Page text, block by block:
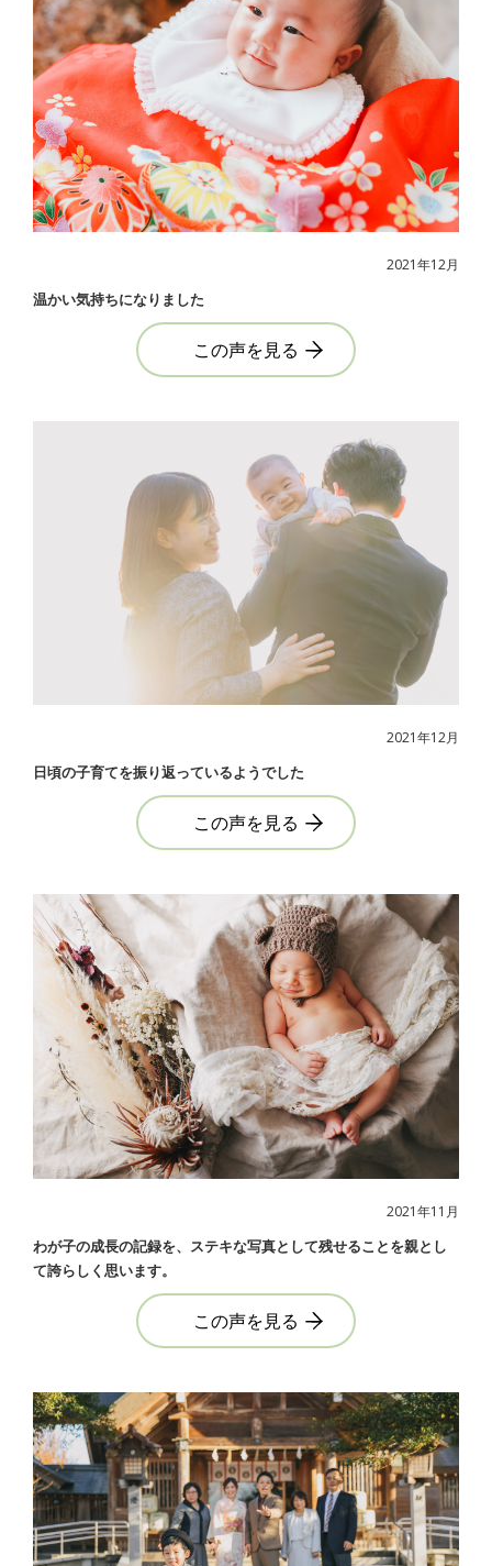
2021年12月
温かい気持ちになりました
この声を見る
2021年12月
日頃の子育てを振り返っているようでした
この声を見る
2021年11月
わが子の成長の記録を、ステキな写真として残せることを親とし
て誇らしく思います。
この声を見る